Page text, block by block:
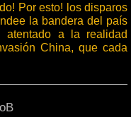
Por esto! los disparos
la bandera del país
atentado a la realidad
China, que cada